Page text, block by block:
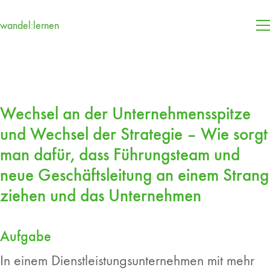
wandel:lernen
Wechsel an der Unternehmensspitze
und Wechsel der Strategie – Wie sorgt
man dafür, dass Führungsteam und
neue Geschäftsleitung an einem Strang
ziehen und das Unternehmen
Aufgabe
In einem Dienstleistungsunternehmen mit mehr